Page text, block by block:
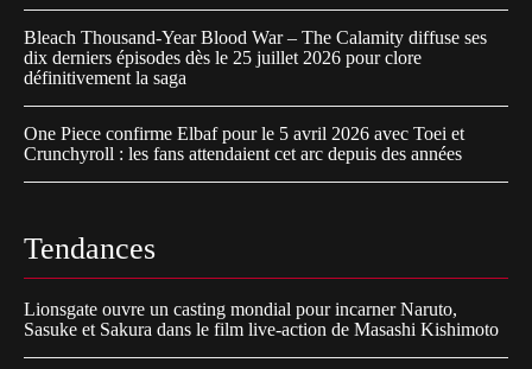
Bleach Thousand-Year Blood War – The Calamity diffuse ses
dix derniers épisodes dès le 25 juillet 2026 pour clore
définitivement la saga
One Piece confirme Elbaf pour le 5 avril 2026 avec Toei et
Crunchyroll : les fans attendaient cet arc depuis des années
Tendances
Lionsgate ouvre un casting mondial pour incarner Naruto,
Sasuke et Sakura dans le film live-action de Masashi Kishimoto